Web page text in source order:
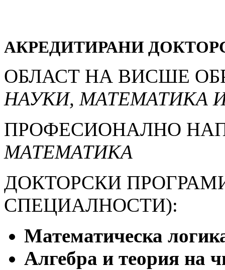
АКРЕДИТИРАНИ
ОБЛАСТ НА ВИСШЕ
НАУКИ, МАТЕМАТИКА
ПРОФЕСИОНАЛНО
МАТЕМАТИКА
ДОКТОРСКИ
СПЕЦИАЛНОСТИ):
Математическа
Алгебра и теория на